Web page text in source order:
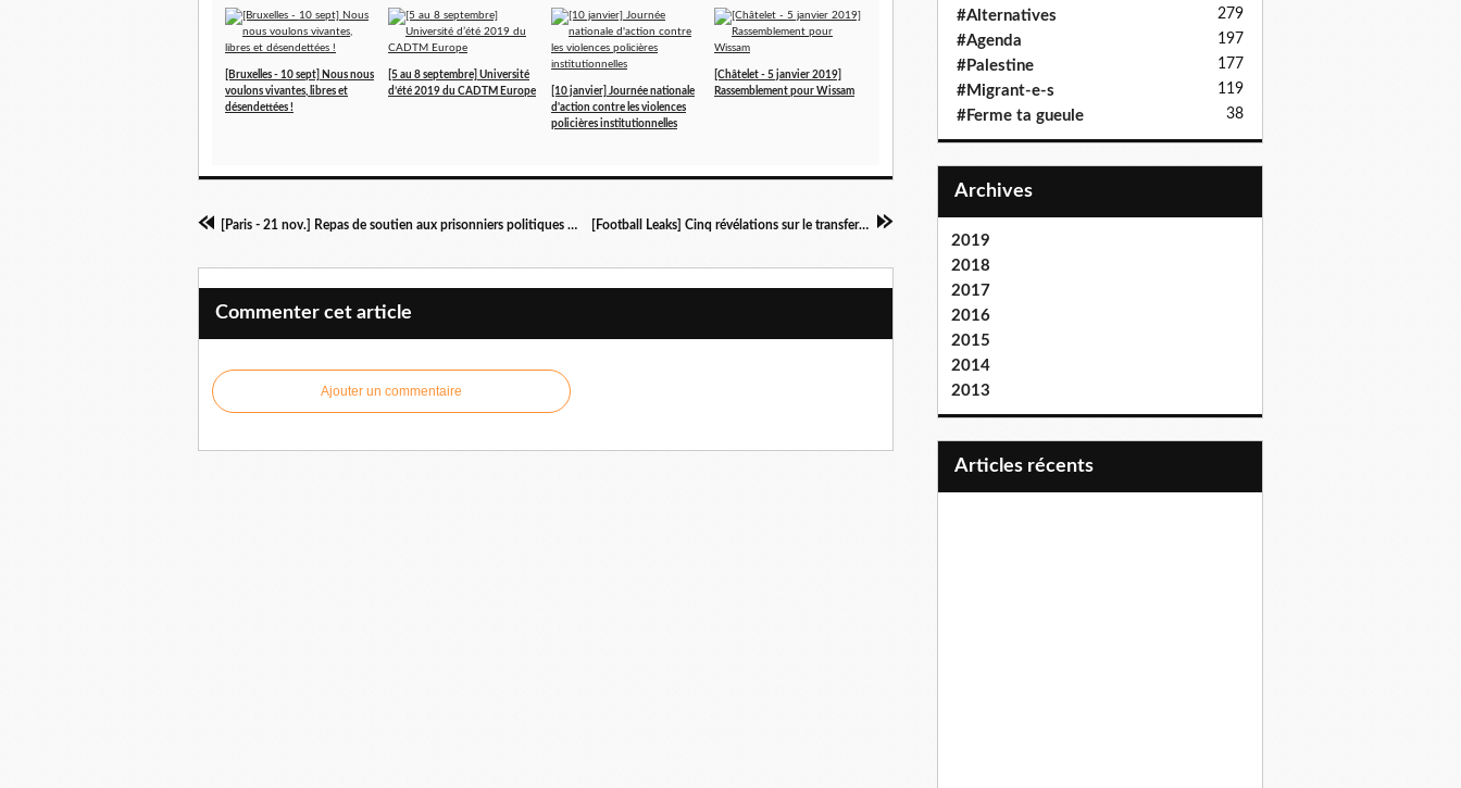
[Bruxelles - 10 sept] Nous nous
voulons vivantes, libres et
désendettées !
[5 au 8 septembre] Université
d’été 2019 du CADTM Europe
[10 janvier] Journée nationale
d'action contre les violences
policières institutionnelles
[Châtelet - 5 janvier 2019]
Rassemblement pour Wissam
[Paris - 21 nov.] Repas de soutien aux prisonniers politiques des régions indiennes du Mexique [Football Leaks] Cinq révélations sur le transfert de Kylian Mbappé au PSG
Commenter cet article
Ajouter un commentaire
#Alternatives 279
#Agenda 197
#Palestine 177
#Migrant-e-s 119
#Ferme ta gueule 38
Archives
2019
2018
2017
2016
2015
2014
2013
articles récents